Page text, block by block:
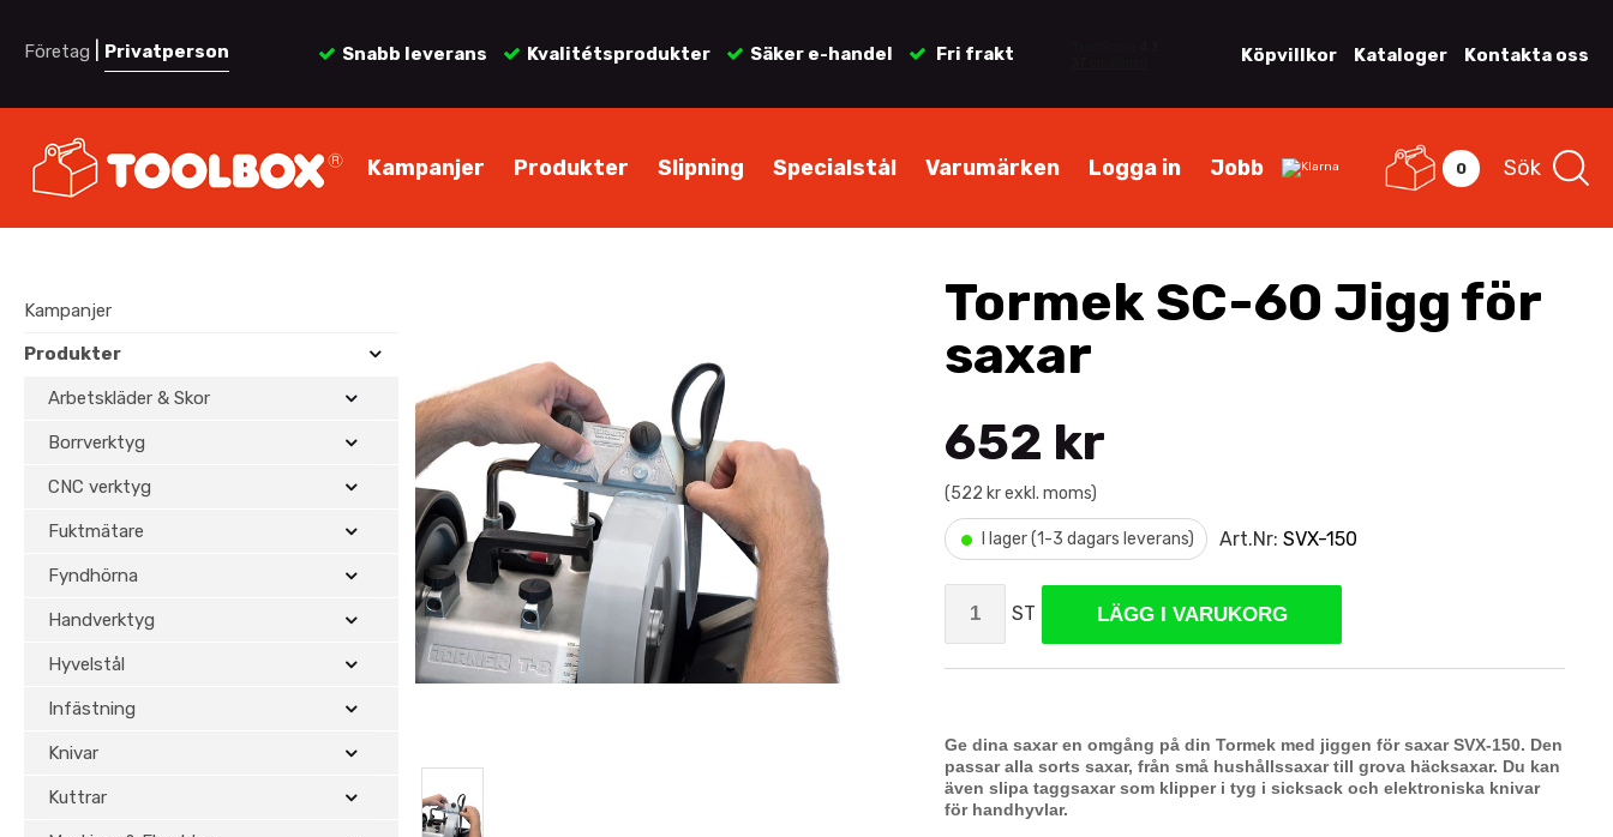
Företag Privatperson Snabb leverans Kvalitétsprodukter Säker e-handel Fri frakt Köpvillkor Kataloger Kontakta oss
Kampanjer Produkter Slipning Specialstål Varumärken Logga in Jobb 0 Sök
Kampanjer
Produkter
Arbetskläder & Skor
Borrverktyg
CNC verktyg
Fuktmätare
Fyndhörna
Handverktyg
Hyvelstål
Infästning
Knivar
Kuttrar
Tormek SC-60 Jigg för
saxar
652 kr
(522 kr exkl. moms)
• I lager (1-3 dagars leverans) Art.Nr: SVX-150
ST LÄGG I VARUKORG
Ge dina saxar en omgång på din Tormek med jiggen för saxar SVX-150. Den
passar alla sorts saxar, från små hushållssaxar till grova häcksaxar. Du kan
även slipa taggsaxar som klipper i tyg i sicksack och elektroniska knivar
för handhyvlar.